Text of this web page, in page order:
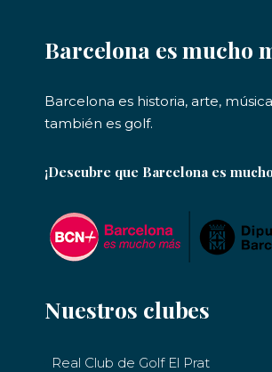
Barcelona es mucho
Barcelona es historia, arte,
también es golf.
¡Descubre que Barcelona es
Nuestros clubes
Real Club de Golf El Prat